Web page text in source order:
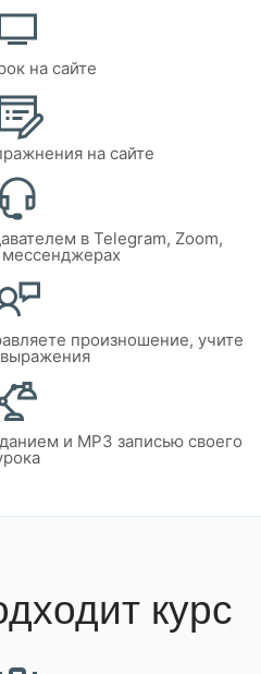
на сайте
на сайте
в Telegram, Zoom,
произношение, учите
и MP3 записью своего
курс